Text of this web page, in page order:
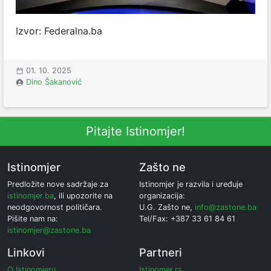
Izvor: Federalna.ba
01. 10. 2025
Dino Šakanović
Pitajte Istinomjer!
Istinomjer
Predložite nove sadržaje za
istinomjer.ba, ili upozorite na
neodgovornost političara.
Pišite nam na:
istinomjer@zastone.ba
Zašto ne
Istinomjer je razvila i uređuje
organizacija:
U.G. Zašto ne, info@zastone.ba
Tel/Fax: +387 33 61 84 61
Linkovi Partneri